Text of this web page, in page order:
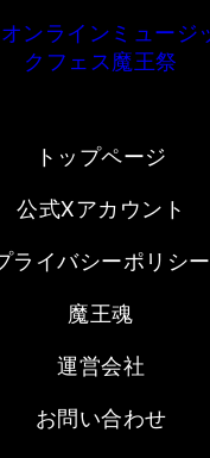
トップページ
公式Xアカウント
ライバシーポリシー
魔王魂
運営会社
お問い合わせ